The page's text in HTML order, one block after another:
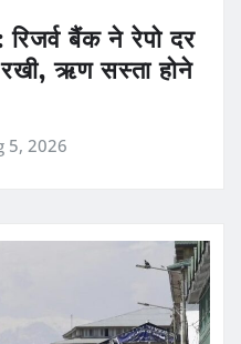
बैंक ने रेपो दर
ऋण सस्ता होने
5, 2026